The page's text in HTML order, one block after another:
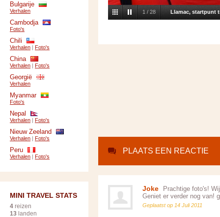
1 / 28 Llamac, startpunt
PLAATS EEN REACTIE
Joke
Prachtige foto's!
Geniet er verder nog van!
Geplaatst op 14 Juli 2011
Bulgarije
Verhalen
Cambodja
Foto's
Chili
Verhalen | Foto's
China
Verhalen | Foto's
Georgië
Verhalen
Myanmar
Foto's
Nepal
Verhalen | Foto's
Nieuw Zeeland
Verhalen | Foto's
Peru
Verhalen | Foto's
MINI TRAVEL STATS
4 reizen
13 landen